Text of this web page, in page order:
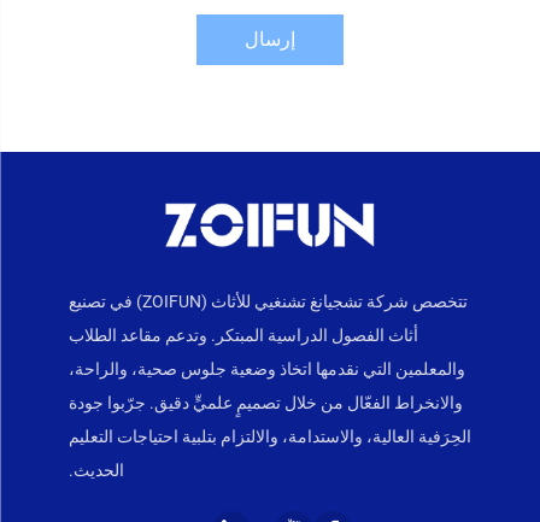
إرسال
تتخصص شركة تشجيانغ تشنغيي للأثاث (ZOIFUN) في تصنيع
أثاث الفصول الدراسية المبتكر. وتدعم مقاعد الطلاب
والمعلمين التي نقدمها اتخاذ وضعية جلوس صحية، والراحة،
والانخراط الفعّال من خلال تصميمٍ علميٍّ دقيق. جرّبوا جودة
الحِرَفية العالية، والاستدامة، والالتزام بتلبية احتياجات التعليم
الحديث.